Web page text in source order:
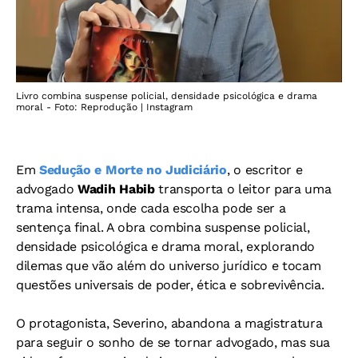
Livro combina suspense policial, densidade psicológica e drama
moral - Foto: Reprodução | Instagram
EmSedução e Morte no Judiciário, o escritor e
advogadoWadih Habibtransporta o leitor para uma
trama intensa, onde cada escolha pode ser a
sentença final. A obra combina suspense policial,
densidade psicológica e drama moral, explorando
dilemas que vão além do universo jurídico e tocam
questões universais de poder, ética e sobrevivência.
O protagonista, Severino, abandona a magistratura
para seguir o sonho de se tornar advogado, mas sua